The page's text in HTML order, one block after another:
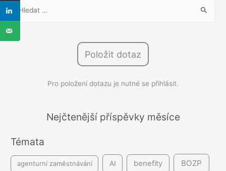
h
í
Položit dotaz
Pro položení dotazu je nutné se přihlásit.
Nejčtenější příspěvky měsíce
Témata
agenturní zaměstnávání AI benefity BOZP